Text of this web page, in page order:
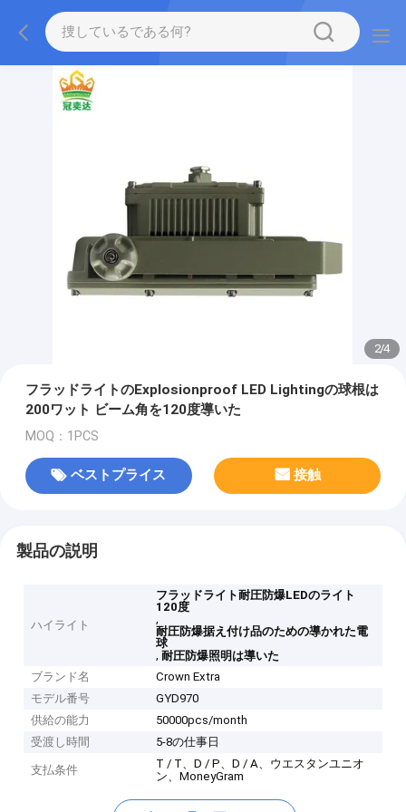
2/4
フラッドライトのExplosionproof LED Lightingの球根は
200ワット ビーム角を120度導いた
MOQ：1PCS
ベストプライス 接触
製品の説明
ハイライト
フラッドライト耐圧防爆LEDのライト
120度
,
耐圧防爆据え付け品のための導かれた電
球
,耐圧防爆照明は導いた
ブランド名
Crown Extra
モデル番号
GYD970
供給の能力
50000pcs/month
受渡し時間
5-8の仕事日
支払条件
T / T、D / P、D / A、ウエスタンユニオ
ン、MoneyGram